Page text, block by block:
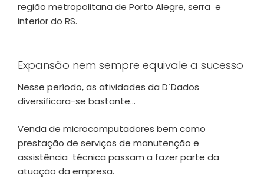
região metropolitana de Porto Alegre, serra e
interior do RS.
Expansão nem sempre equivale a sucesso
Nesse período, as atividades da D´Dados
diversificara-se bastante…
Venda de microcomputadores bem como
prestação de serviços de manutenção e
assistência técnica passam a fazer parte da
atuação da empresa.